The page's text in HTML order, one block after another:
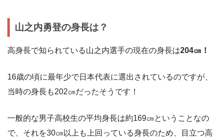
山之内勇登の身長は？
高身長で知られている山之内選手の現在の身長は204㎝！
16歳の頃に最年少で日本代表に選出されているのですが、
当時の身長も202㎝だったそうです！
一般的な男子高校生の平均身長は約169㎝ということなの
で、それを30㎝以上も上回っている身長のため、目立つ高